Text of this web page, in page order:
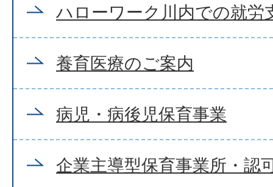
ハローワーク川内での就労
養育医療のご案内
病児・病後児保育事業
企業主導型保育事業所・認